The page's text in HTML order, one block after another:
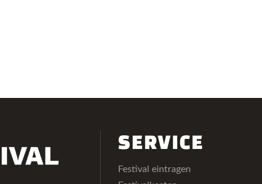
SERVICE
Festival eintragen